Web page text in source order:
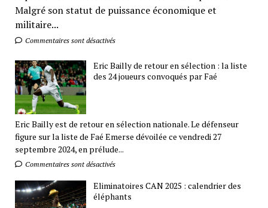
Malgré son statut de puissance économique et
militaire...
Commentaires sont désactivés
Eric Bailly de retour en sélection : la liste
des 24 joueurs convoqués par Faé
Eric Bailly est de retour en sélection nationale. Le défenseur
figure sur la liste de Faé Emerse dévoilée ce vendredi 27
septembre 2024, en prélude...
Commentaires sont désactivés
Eliminatoires CAN 2025 : calendrier des
éléphants